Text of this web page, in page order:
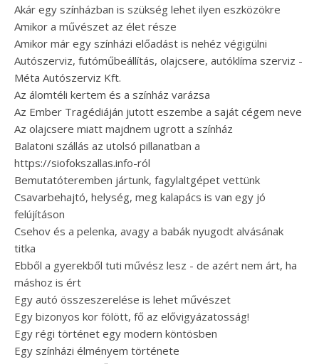
Akár egy színházban is szükség lehet ilyen eszközökre
Amikor a művészet az élet része
Amikor már egy színházi előadást is nehéz végigülni
Autószerviz, futóműbeállítás, olajcsere, autóklíma szerviz -
Méta Autószerviz Kft.
Az álomtéli kertem és a színház varázsa
Az Ember Tragédiáján jutott eszembe a saját cégem neve
Az olajcsere miatt majdnem ugrott a színház
Balatoni szállás az utolsó pillanatban a
https://siofokszallas.info-ról
Bemutatóteremben jártunk, fagylaltgépet vettünk
Csavarbehajtó, helység, meg kalapács is van egy jó
felújításon
Csehov és a pelenka, avagy a babák nyugodt alvásának
titka
Ebből a gyerekből tuti művész lesz - de azért nem árt, ha
máshoz is ért
Egy autó összeszerelése is lehet művészet
Egy bizonyos kor fölött, fő az elővigyázatosság!
Egy régi történet egy modern köntösben
Egy színházi élményem története